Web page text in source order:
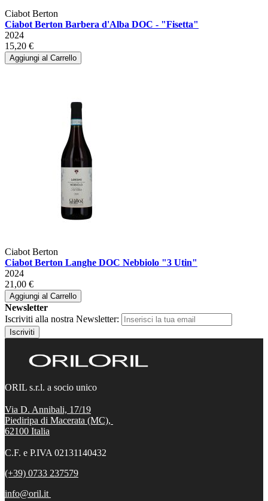
Ciabot Berton
Ciabot Berton Barbera d'Alba DOC - "Fisetta"
2024
15,20 €
Aggiungi al Carrello
Ciabot Berton
Ciabot Berton Langhe DOC Nebbiolo "3 Utin"
2024
21,00 €
Aggiungi al Carrello
Newsletter
Iscriviti alla nostra Newsletter:
Iscriviti
ORIL s.r.l. a socio unico
Via D. Annibali, 17/19
Piediripa di Macerata (MC),
62100 Italia
C.F. e P.IVA 02131140432
(+39) 0733 237579
info@oril.it